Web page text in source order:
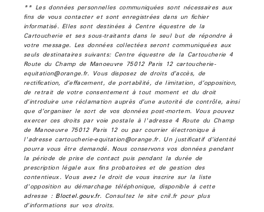
** Les données personnelles communiquées sont nécessaires aux
fins de vous contacter et sont enregistrées dans un fichier
informatisé. Elles sont destinées à Centre équestre de la
Cartoucherie et ses sous-traitants dans le seul but de répondre à
votre message. Les données collectées seront communiquées aux
seuls destinataires suivants: Centre équestre de la Cartoucherie 4
Route du Champ de Manoeuvre 75012 Paris 12 cartoucherie-
equitation@orange.fr. Vous disposez de droits d’accès, de
rectification, d’effacement, de portabilité, de limitation, d’opposition,
de retrait de votre consentement à tout moment et du droit
d’introduire une réclamation auprès d’une autorité de contrôle, ainsi
que d’organiser le sort de vos données post-mortem. Vous pouvez
exercer ces droits par voie postale à l'adresse 4 Route du Champ
de Manoeuvre 75012 Paris 12 ou par courrier électronique à
l'adresse cartoucherie-equitation@orange.fr. Un justificatif d'identité
pourra vous être demandé. Nous conservons vos données pendant
la période de prise de contact puis pendant la durée de
prescription légale aux fins probatoires et de gestion des
contentieux. Vous avez le droit de vous inscrire sur la liste
d'opposition au démarchage téléphonique, disponible à cette
adresse : Bloctel.gouv.fr. Consultez le site cnil.fr pour plus
d’informations sur vos droits.